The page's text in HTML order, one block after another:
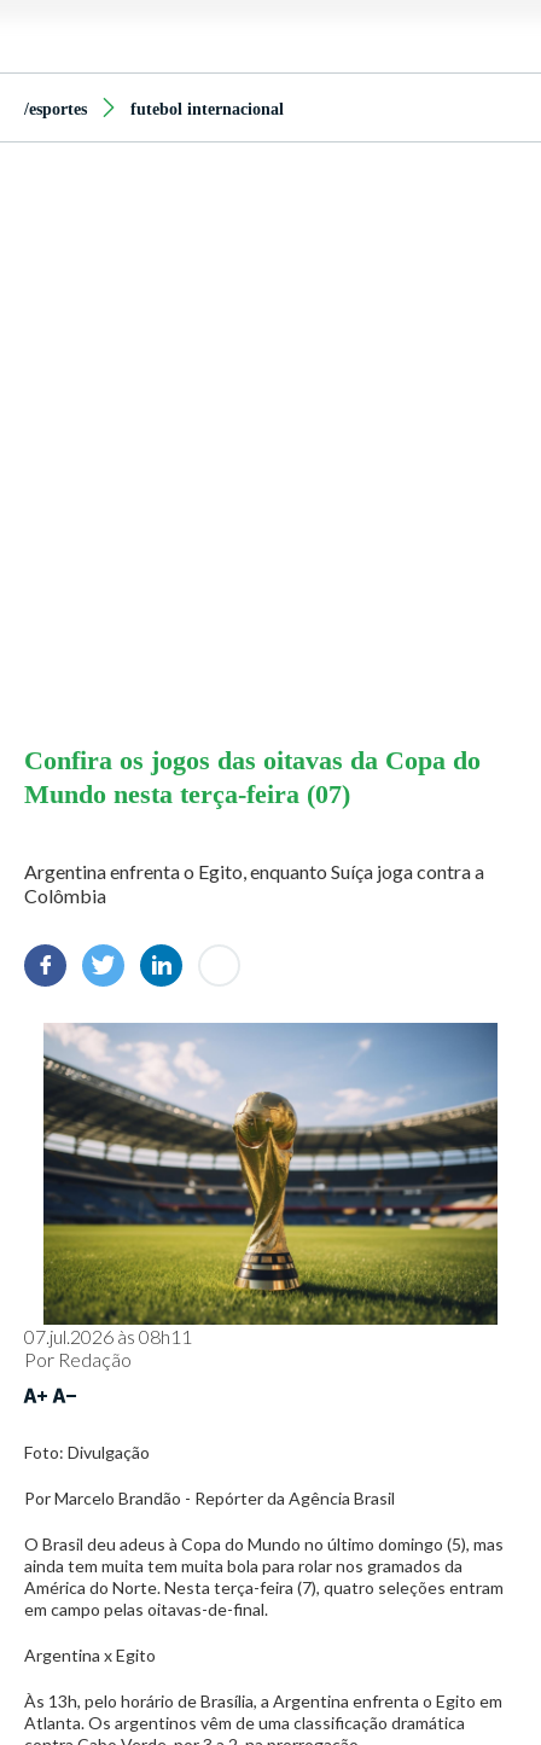
/esportes futebol internacional
Confira os jogos das oitavas da Copa do
Mundo nesta terça-feira (07)
Argentina enfrenta o Egito, enquanto Suíça joga contra a
Colômbia
07.jul.2026 às 08h11
Por Redação
Foto: Divulgação
Por Marcelo Brandão - Repórter da Agência Brasil
O Brasil deu adeus à Copa do Mundo no último domingo (5), mas
ainda tem muita tem muita bola para rolar nos gramados da
América do Norte. Nesta terça-feira (7), quatro seleções entram
em campo pelas oitavas-de-final.
Argentina x Egito
Às 13h, pelo horário de Brasília, a Argentina enfrenta o Egito em
Atlanta. Os argentinos vêm de uma classificação dramática